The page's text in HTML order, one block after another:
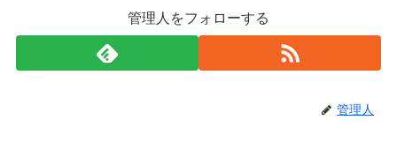
管理人をフォローする
管理人